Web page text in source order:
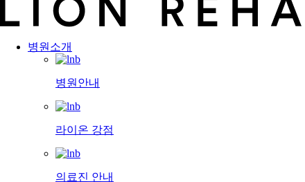
병원소개
병원안내
라이온 강점
의료진 안내